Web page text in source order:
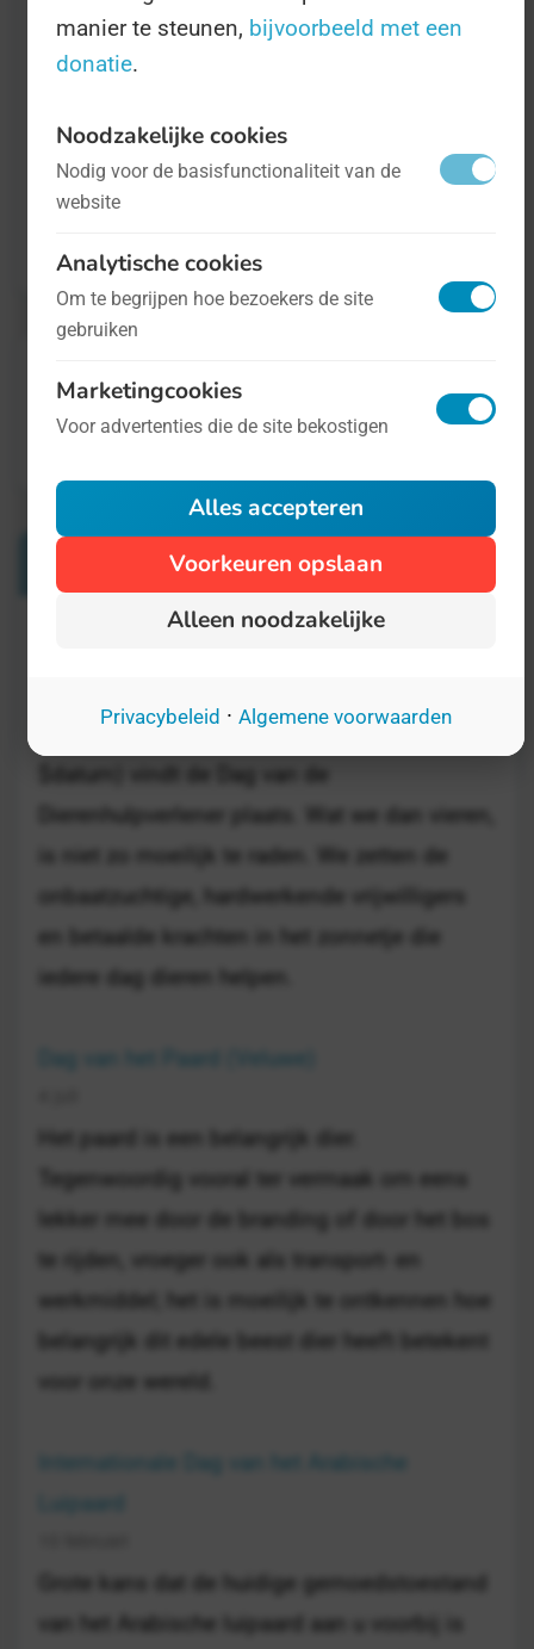
beschermen.
deze Dag zit. Wel kunt u op kijken op
websites zoals die van deInternational
Primate Preservation League
informatie.
Verwante Dagen
Iedere derde woensdag van mei (dit jaar op
Dierenhulpverlener plaats. Wat we dan vieren,
is niet zo moeilijk te raden. We zetten de
onbaatzuchtige, hardwerkende vrijwilligers
en betaalde krachten in het zonnetje die
iedere dag dieren helpen.
Dag van het Paard (Veluwe)
Het paard is een belangrijk dier.
Tegenwoordig vooral ter vermaak om eens
lekker mee door de branding of door het bos
te rijden, vroeger ook als transport- en
werkmiddel; het is moeilijk te ontkennen hoe
belangrijk dit edele beest dier heeft betekent
voor onze wereld.
Internationale Dag van het Arabische
Luipaard
Grote kans dat de huidige gemoedstoestand
van het Arabische luipaard aan u voorbij is
manier te steunen, bijvoorbeeld met een
donatie.
Noodzakelijke cookies
Nodig voor de basisfunctionaliteit van de
website
Analytische cookies
Om te begrijpen hoe bezoekers de site
gebruiken
Marketingcookies
Voor advertenties die de site bekostigen
Alles accepteren
Voorkeuren opslaan
Alleen noodzakelijke
Privacybeleid · Algemene voorwaarden